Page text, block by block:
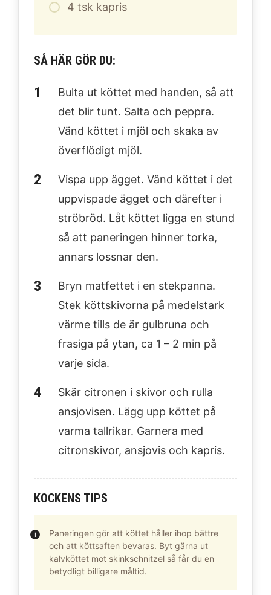
4 tsk kapris
SÅ HÄR GÖR DU:
Bulta ut köttet med handen, så att
det blir tunt. Salta och peppra.
Vänd köttet i mjöl och skaka av
överflödigt mjöl.
Vispa upp ägget. Vänd köttet i det
uppvispade ägget och därefter i
ströbröd. Låt köttet ligga en stund
så att paneringen hinner torka,
annars lossnar den.
Bryn matfettet i en stekpanna.
Stek köttskivorna på medelstark
värme tills de är gulbruna och
frasiga på ytan, ca 1 – 2 min på
varje sida.
Skär citronen i skivor och rulla
ansjovisen. Lägg upp köttet på
varma tallrikar. Garnera med
citronskivor, ansjovis och kapris.
KOCKENS TIPS
Paneringen gör att köttet håller ihop bättre
och att köttsaften bevaras. Byt gärna ut
kalvköttet mot skinkschnitzel så får du en
betydligt billigare måltid.